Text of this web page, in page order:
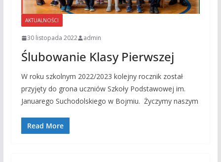
AKTUALNOŚCI
30 listopada 2022 admin
Ślubowanie Klasy Pierwszej
W roku szkolnym 2022/2023 kolejny rocznik został
przyjęty do grona uczniów Szkoły Podstawowej im.
Januarego Suchodolskiego w Bojmiu. Życzymy naszym
Read More